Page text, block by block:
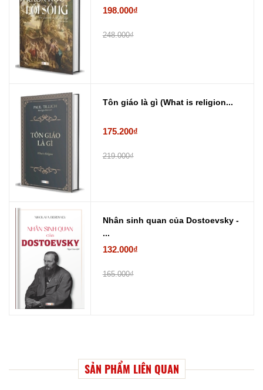
198.000₫
248.000₫
Tôn giáo là gì (What is religion...
175.200₫
219.000₫
Nhân sinh quan của Dostoevsky -
...
132.000₫
165.000₫
SẢN PHẨM LIÊN QUAN